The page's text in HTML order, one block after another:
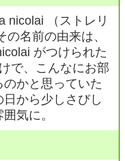
nicolai （ストレリ
名前の由来は、
がつけられた
で、こんなにお部
かと思っていた
から少しさびし
気に。